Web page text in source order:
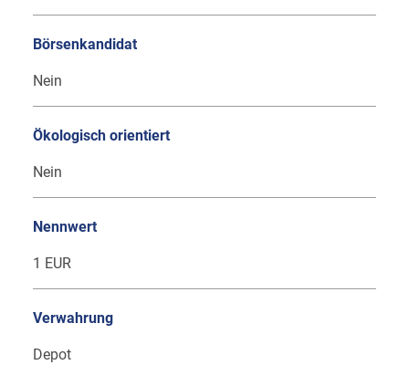
Börsenkandidat
Nein
Ökologisch orientiert
Nein
Nennwert
1 EUR
Verwahrung
Depot